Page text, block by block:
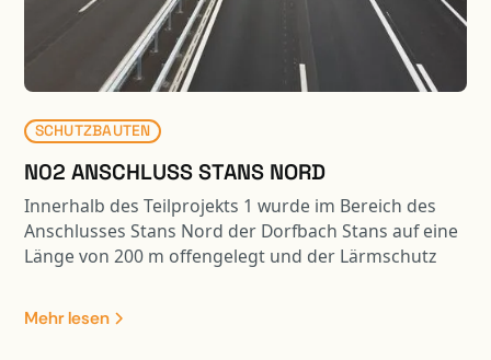
SCHUTZBAUTEN
N02 ANSCHLUSS STANS NORD
Innerhalb des Teilprojekts 1 wurde im Bereich des
Anschlusses Stans Nord der Dorfbach Stans auf eine
Länge von 200 m offengelegt und der Lärmschutz
hat eine Höhe von 4 m bis 7.50 m mit drei
integrierten Hochwasserentlastungen.
Mehr lesen